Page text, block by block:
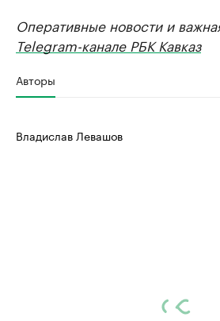
Оперативные новости и
Telegram-канале РБК Кавказ
Авторы
Владислав Левашов